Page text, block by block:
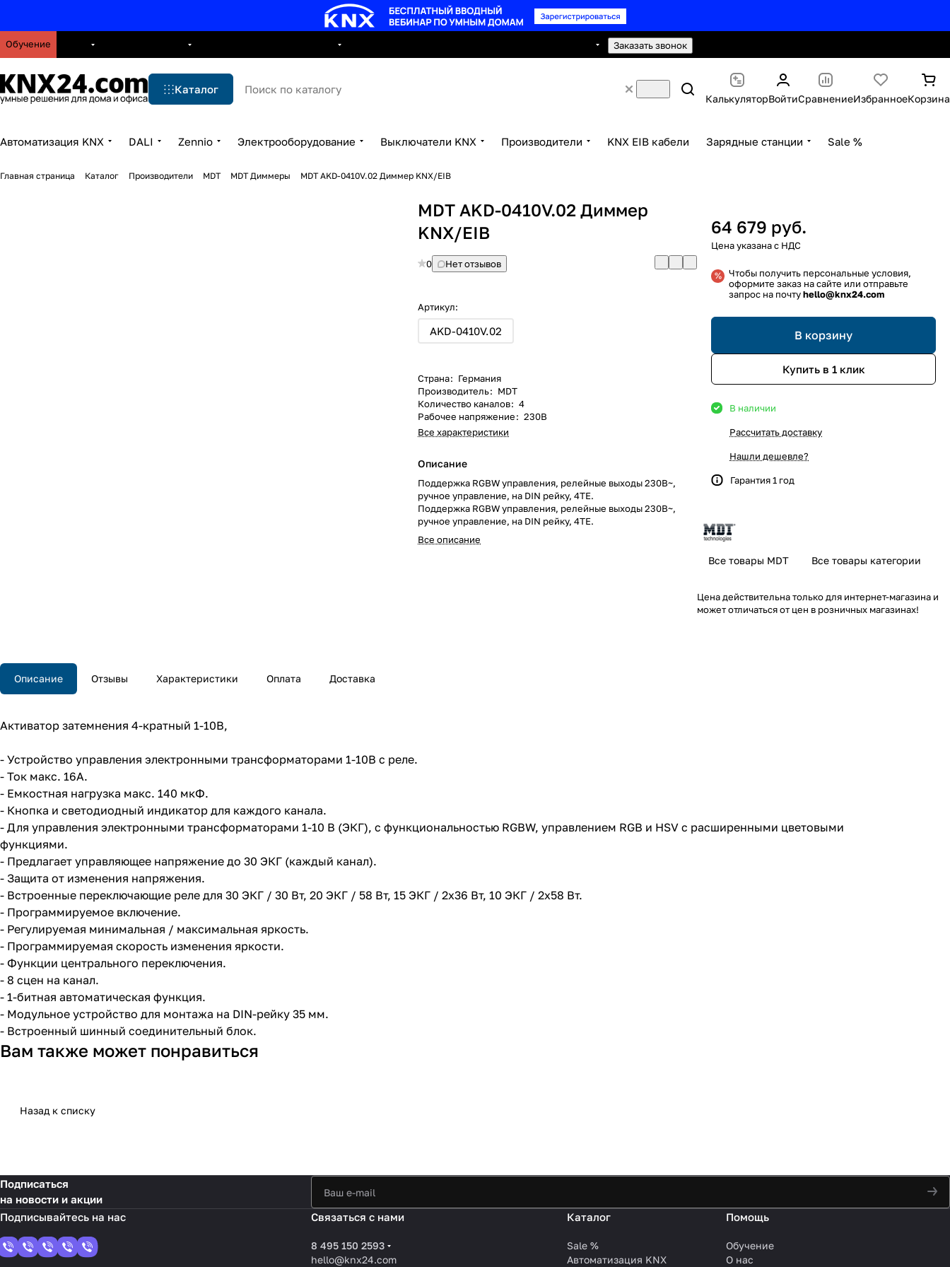
Обучение Заказать звонок
Каталог
КалькуляторВойтиСравнениеИзбранноеКорзина
Автоматизация KNX DALI Zennio Электрооборудование Выключатели KNX Производители KNX EIB кабели Зарядные станции Sale %
Главная страница Каталог Производители MDT MDT Диммеры MDT AKD-0410V.02 Диммер KNX/EIB
MDT AKD-0410V.02 Диммер
KNX/EIB
0 Нет отзывов
Артикул:
AKD-0410V.02
Страна: Германия
Производитель: MDT
Количество каналов: 4
Рабочее напряжение: 230В
Все характеристики
Описание
Поддержка RGBW управления, релейные выходы 230В~,
ручное управление, на DIN рейку, 4TE.
Поддержка RGBW управления, релейные выходы 230В~,
ручное управление, на DIN рейку, 4TE.
Все описание
64 679 руб.
Чтобы получить персональные условия,
оформите заказ на сайте или отправьте
запрос на почтуhello@knx24.com
В корзину
Купить в 1 клик
В наличии
Рассчитать доставку
Нашли дешевле?
Гарантия 1 год
Все товары MDT Все товары категории
Цена действительна только для интернет-магазина и
может отличаться от цен в розничных магазинах!
Описание Отзывы Характеристики Оплата Доставка
Активатор затемнения 4-кратный 1-10В,
- Устройство управления электронными трансформаторами 1-10В с реле.
- Ток макс. 16А.
- Емкостная нагрузка макс. 140 мкФ.
- Кнопка и светодиодный индикатор для каждого канала.
- Для управления электронными трансформаторами 1-10 В (ЭКГ), с функциональностью RGBW, управлением RGB и HSV с расширенными цветовыми
функциями.
- Предлагает управляющее напряжение до 30 ЭКГ (каждый канал).
- Защита от изменения напряжения.
- Встроенные переключающие реле для 30 ЭКГ / 30 Вт, 20 ЭКГ / 58 Вт, 15 ЭКГ / 2x36 Вт, 10 ЭКГ / 2x58 Вт.
- Программируемое включение.
- Регулируемая минимальная / максимальная яркость.
- Программируемая скорость изменения яркости.
- Функции центрального переключения.
- 8 сцен на канал.
- 1-битная автоматическая функция.
- Модульное устройство для монтажа на DIN-рейку 35 мм.
- Встроенный шинный соединительный блок.
Вам также может понравиться
Назад к списку
Подписаться
на новости и акции
Связаться с нами
8 495 150 2593
hello@knx24.com
Каталог
Sale %
Автоматизация KNX
Помощь
Обучение
О нас